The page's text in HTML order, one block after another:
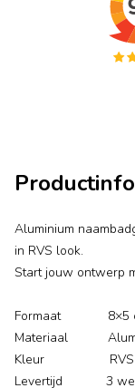
Aluminium
in RVS look.
Start jouw ontwerp
Formaat 8×5
Materiaal
Kleur RVS
Levertijd 3